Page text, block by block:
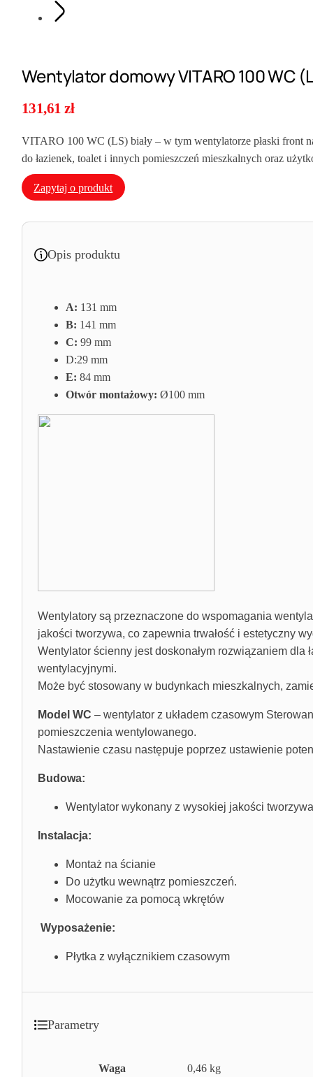
Wentylator domowy VITARO 100 WC
131,61zł
VITARO 100 WC (LS) biały – w tym wentylatorze płaski front
do łazienek, toalet i innych pomieszczeń mieszkalnych oraz
Zapytaj o produkt
Opis produktu
A: 131 mm
B: 141 mm
C: 99 mm
D:29 mm
E: 84 mm
Otwór montażowy: Ø100 mm
Wentylatory są przeznaczone do wspomagania
jakości tworzywa, co zapewnia trwałość i estetyczny
Wentylator ścienny jest doskonałym rozwiązaniem
wentylacyjnymi.
Może być stosowany w budynkach mieszkalnych,
Model WC – wentylator z układem czasowym
pomieszczenia wentylowanego.
Nastawienie czasu następuje poprzez ustawienie
Budowa:
Wentylator wykonany z wysokiej jakości tworzywa
Instalacja:
Montaż na ścianie
Do użytku wewnątrz pomieszczeń.
Mocowanie za pomocą wkrętów
Wyposażenie:
Płytka z wyłącznikiem czasowym
Parametry
Waga 0,46 kg